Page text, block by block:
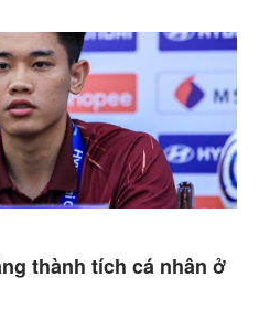
thành tích cá nhân ở